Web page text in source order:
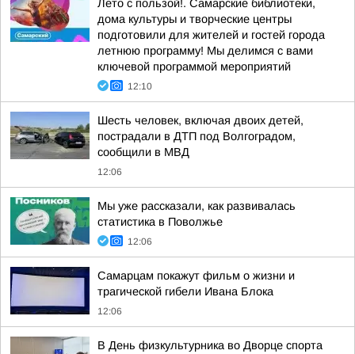
Лето с пользой!. Самарские библиотеки,
дома культуры и творческие центры
подготовили для жителей и гостей города
летнюю программу! Мы делимся с вами
ключевой программой мероприятий
12:10
Шесть человек, включая двоих детей,
пострадали в ДТП под Волгоградом,
сообщили в МВД
12:06
Мы уже рассказали, как развивалась
статистика в Поволжье
12:06
Самарцам покажут фильм о жизни и
трагической гибели Ивана Блока
12:06
В День физкультурника во Дворце спорта